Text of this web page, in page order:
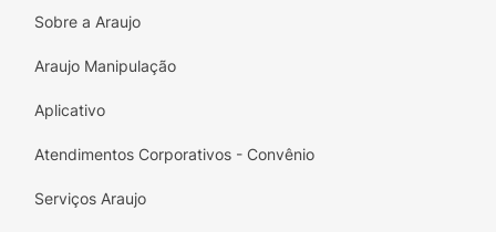
Sobre a Araujo
Araujo Manipulação
Aplicativo
Atendimentos Corporativos - Convênio
Serviços Araujo